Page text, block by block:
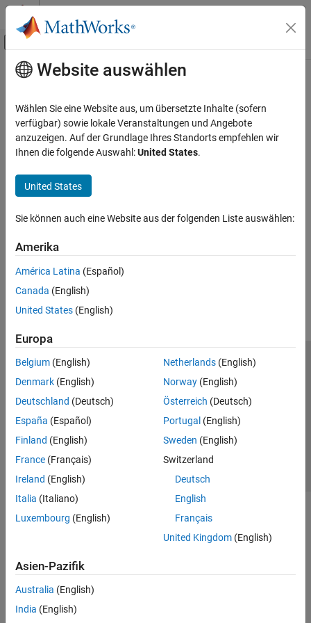
Weiter zum Inhalt
Umschaltung für Off-Canvas-
Startseite der Dokumentation
Hauptinhalt
How useful was this information?
Website auswählen
Wählen Sie eine Website aus, um übersetzte Inhalte (sofern
verfügbar) sowie lokale Veranstaltungen und Angebote
anzuzeigen. Auf der Grundlage Ihres Standorts empfehlen wir
Ihnen die folgende Auswahl:United States.
United States
Sie können auch eine Website aus der folgenden Liste auswählen:
Amerika
América Latina (Español)
Canada (English)
United States (English)
Europa
Belgium (English)
Denmark (English)
Deutschland (Deutsch)
España (Español)
Finland (English)
France (Français)
Ireland (English)
Italia (Italiano)
Luxembourg (English)
Netherlands(English)
Norway(English)
Österreich (Deutsch)
Portugal (English)
Sweden (English)
Switzerland
Deutsch
English
Français
United Kingdom(English)
Asien-Pazifik
Australia (English)
India (English)
Trust Center
Datenschutz-Richtlinien
Datendiebstahl verhindern
Status von Anwendungen
© 1994-2026 The MathWorks, Inc.
Website auswählen
Deutschland